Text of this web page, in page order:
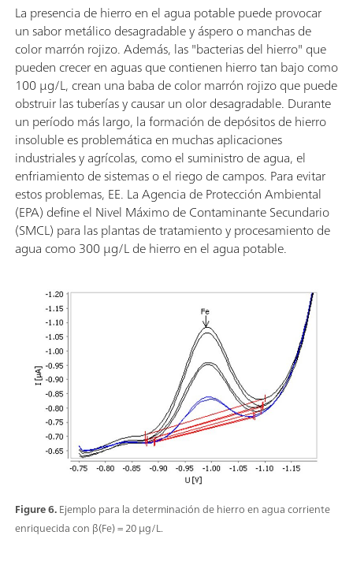
La presencia de hierro en el agua potable puede provocar
un sabor metálico desagradable y áspero o manchas de
color marrón rojizo. Además, las "bacterias del hierro" que
pueden crecer en aguas que contienen hierro tan bajo como
100 µg/L, crean una baba de color marrón rojizo que puede
obstruir las tuberías y causar un olor desagradable. Durante
un período más largo, la formación de depósitos de hierro
insoluble es problemática en muchas aplicaciones
industriales y agrícolas, como el suministro de agua, el
enfriamiento de sistemas o el riego de campos. Para evitar
estos problemas, EE. La Agencia de Protección Ambiental
(EPA) define el Nivel Máximo de Contaminante Secundario
(SMCL) para las plantas de tratamiento y procesamiento de
agua como 300 µg/L de hierro en el agua potable.
Figure 6.Ejemplo para la determinación de hierro en agua corriente
enriquecida con β(Fe) = 20 µg/L.